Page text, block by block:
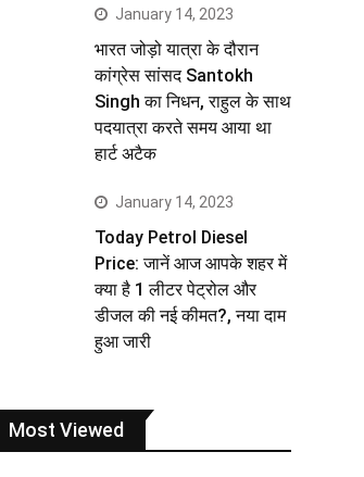
January 14, 2023
भारत जोड़ो यात्रा के दौरान
कांग्रेस सांसद Santokh
Singh का निधन, राहुल के साथ
पदयात्रा करते समय आया था
हार्ट अटैक
January 14, 2023
Today Petrol Diesel
Price: जानें आज आपके शहर में
क्या है 1 लीटर पेट्रोल और
डीजल की नई कीमत?, नया दाम
हुआ जारी
Most Viewed